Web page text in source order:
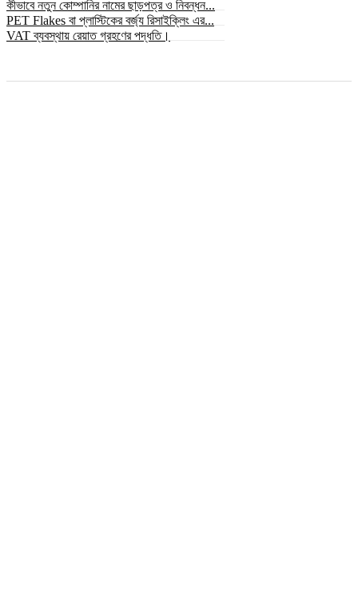
কীভাবে নতুন কোম্পানির নামের ছাড়পত্র ও নিবন্ধন...
PET Flakes বা প্লাস্টিকের বর্জ্য রিসাইক্লিং এর...
VAT ব্যবস্থায় রেয়াত গ্রহণের পদ্ধতি।